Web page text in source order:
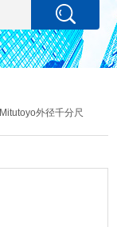
Mitutoyo外径千分尺